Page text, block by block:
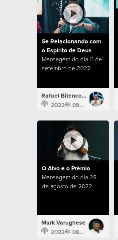
Se Relacionando com
o Espírito de Deus
Mensagem do dia 11 de
setembro de 2022
Rafael Bitencourt
2022年 09月 11日
O Alvo e o Prêmio
Mensagem do dia 28
de agosto de 2022
Mark Varughese
2022年 08月 28日